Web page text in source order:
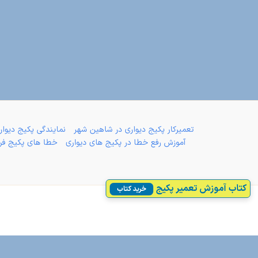
تعمیرکار پکیج دیواری در شاهین شهر نمایندگی پکیج
آموزش رفع خطا در پکیج های دیواری
خطا های پکیج
کتاب آموزش تعمیر پکیج خرید کتاب